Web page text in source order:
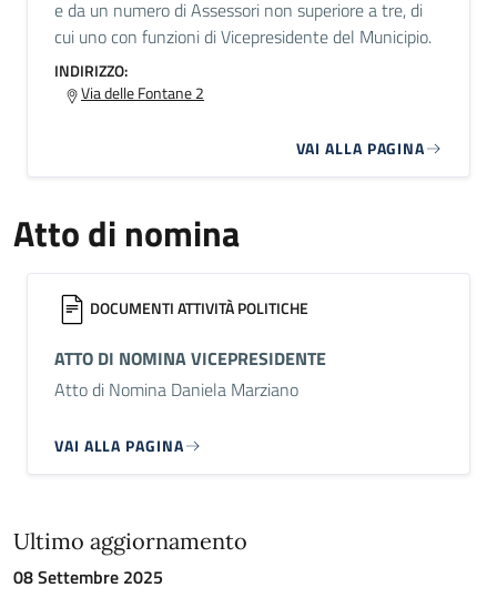
e da un numero di Assessori non superiore a tre, di
cui uno con funzioni di Vicepresidente del Municipio.
INDIRIZZO:
Via delle Fontane 2
VAI ALLA PAGINA
Atto di nomina
DOCUMENTI ATTIVITÀ POLITICHE
ATTO DI NOMINA VICEPRESIDENTE
Atto di Nomina Daniela Marziano
VAI ALLA PAGINA
Ultimo aggiornamento
08 Settembre 2025